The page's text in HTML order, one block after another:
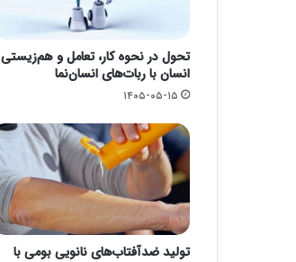
تحول در نحوه کار، تعامل و هم‌زیستی
انسان با ربات‌های انسان‌نما
۱۴۰۵-۰۵-۱۵
تولید ضدآفتاب‌های نانویی بومی با